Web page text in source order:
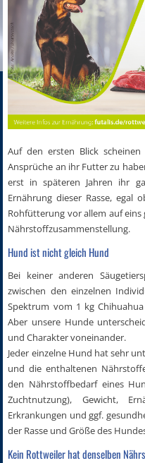
Auf den ersten Blick
Ansprüche an ihr Futter zu
erst in späteren Jahren ihr
Ernährung dieser Rasse, egal
Rohfütterung vor allem auf
Nährstoffzusammenstellung.
Hund ist nicht gleich Hund
Bei keiner anderen
zwischen den einzelnen
Spektrum vom 1 kg
Aber unsere Hunde
und Charakter voneinander.
Jeder einzelne Hund hat sehr
und die enthaltenen
den Nährstoffbedarf eines
Zuchtnutzung), Gewicht,
Erkrankungen und ggf.
der Rasse und Größe des
Kein Rottweiler hat denselben